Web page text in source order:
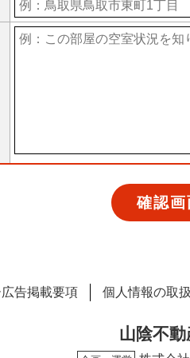
告掲載要項 個人情報の取
山陰不